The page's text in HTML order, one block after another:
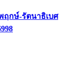
กษ์-รัตนาธิเบศ